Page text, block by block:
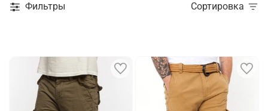
Фильтры Сортировка